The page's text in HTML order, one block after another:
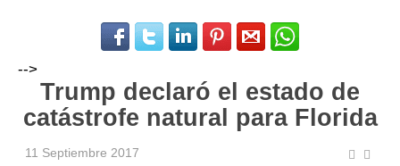
-->
Trump declaró el estado de
catástrofe natural para Florida
11 Septiembre 2017